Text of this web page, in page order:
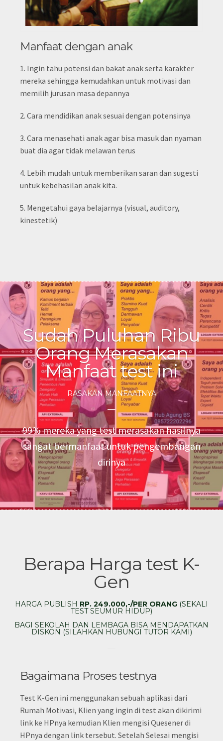
Manfaat dengan anak
1. Ingin tahu potensi dan bakat anak serta karakter
mereka sehingga kemudahkan untuk motivasi dan
memilih jurusan masa depannya
2. Cara mendidikan anak sesuai dengan potensinya
3. Cara menasehati anak agar bisa masuk dan nyaman
buat dia agar tidak melawan terus
4. Lebih mudah untuk memberikan saran dan sugesti
untuk kebehasilan anak kita.
5. Mengetahui gaya belajarnya (visual, auditory,
kinestetik)
Sudah Puluhan Ribu
Orang Merasakan
Manfaat test ini
RASAKAN MANFAATNYA
99% mereka yang test merasakan hasilnya
sangat bermanfaat untuk pengembangan
dirinya
Berapa Harga test K-
Gen
HARGA PUBLISH RP. 249.000,-/PER ORANG (SEKALI
TEST SEUMUR HIDUP)
BAGI SEKOLAH DAN LEMBAGA BISA MENDAPATKAN
DISKON (SILAHKAN HUBUNGI TUTOR KAMI)
Bagaimana Proses testnya
Test K-Gen ini menggunakan sebuah aplikasi dari
Rumah Motivasi, Klien yang ingin di test akan dikirimi
link ke HPnya kemudian Klien mengisi Quesener di
HPnya dengan link tersebut. Setelah Selesai mengisi